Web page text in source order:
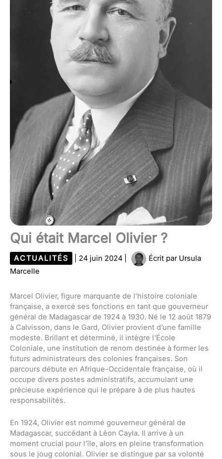
Qui était Marcel Olivier ?
ACTUALITÉS 24 juin 2024 Écrit par Ursula
Marcelle
Marcel Olivier, figure marquante de l’histoire coloniale
française, a exercé ses fonctions en tant que gouverneur
général de Madagascar de 1924 à 1930. Né le 12 août 1879
à Calvisson, dans le Gard, Olivier provient d’une famille
modeste. Brillant et déterminé, il intègre l’École
Coloniale, une institution de renom destinée à former les
futurs administrateurs des colonies françaises. Son
parcours débute en Afrique-Occidentale française, où il
occupe divers postes administratifs, accumulant une
précieuse expérience qui le prépare à de plus hautes
responsabilités.
En 1924, Olivier est nommé gouverneur général de
Madagascar, succédant à Léon Cayla. Il arrive à un
moment crucial pour l’île, alors en pleine transformation
sous le joug colonial. Olivier se distingue par sa volonté